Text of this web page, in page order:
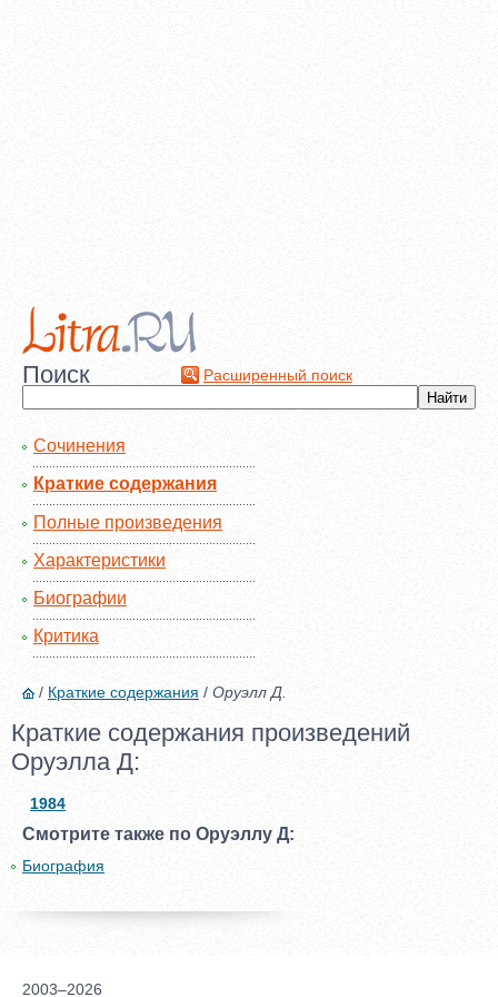
Поиск Расширенный поиск
Сочинения
Краткие содержания
Полные произведения
Характеристики
Биографии
Критика
/ Краткие содержания / Оруэлл Д.
Краткие содержания произведений
Оруэлла Д:
1984
Смотрите также по Оруэллу Д:
Биография
2003–2026